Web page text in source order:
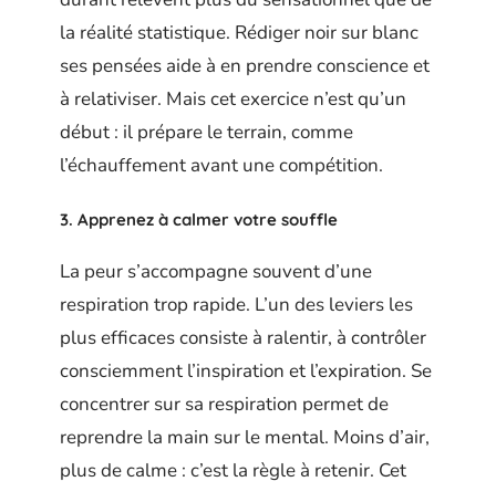
la réalité statistique. Rédiger noir sur blanc
ses pensées aide à en prendre conscience et
à relativiser. Mais cet exercice n’est qu’un
début : il prépare le terrain, comme
l’échauffement avant une compétition.
3. Apprenez à calmer votre souffle
La peur s’accompagne souvent d’une
respiration trop rapide. L’un des leviers les
plus efficaces consiste à ralentir, à contrôler
consciemment l’inspiration et l’expiration. Se
concentrer sur sa respiration permet de
reprendre la main sur le mental. Moins d’air,
plus de calme : c’est la règle à retenir. Cet